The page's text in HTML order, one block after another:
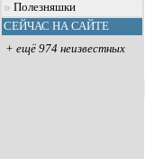
Полезняшки
СЕЙЧАС НА САЙТЕ
+ ещё 974 неизвестных